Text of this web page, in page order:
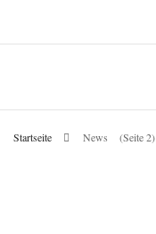
Startseite News (Seite 2)